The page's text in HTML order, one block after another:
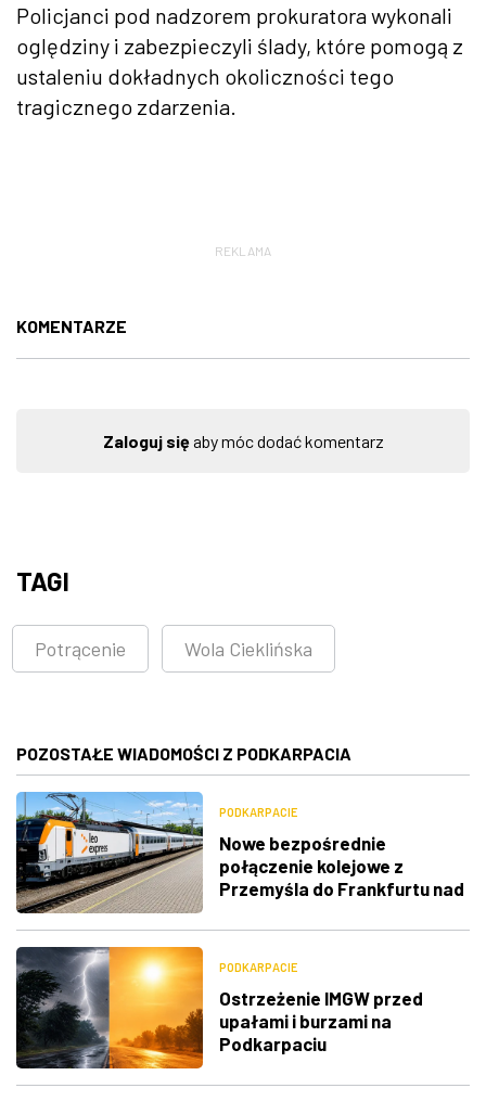
Policjanci pod nadzorem prokuratora wykonali
oględziny i zabezpieczyli ślady, które pomogą z
ustaleniu dokładnych okoliczności tego
tragicznego zdarzenia.
REKLAMA
KOMENTARZE
Zaloguj sięaby móc dodać komentarz
TAGI
Potrącenie Wola Cieklińska
POZOSTAŁE WIADOMOŚCI Z PODKARPACIA
PODKARPACIE
Nowe bezpośrednie
połączenie kolejowe z
Przemyśla do Frankfurtu nad
PODKARPACIE
Ostrzeżenie IMGW przed
upałami i burzami na
Podkarpaciu